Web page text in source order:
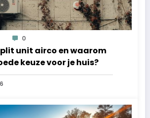
0
unit airco en waarom
keuze voor je huis?